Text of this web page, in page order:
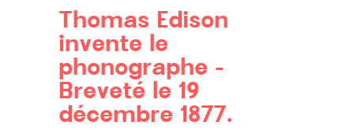
Thomas Edison
invente le
phonographe -
Breveté le 19
décembre 1877.